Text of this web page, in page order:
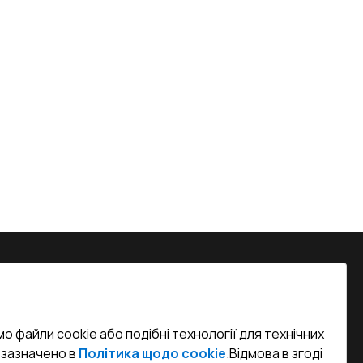
cookie або подібні технології для технічних
в Політика щодо cookie.Відмова в згоді